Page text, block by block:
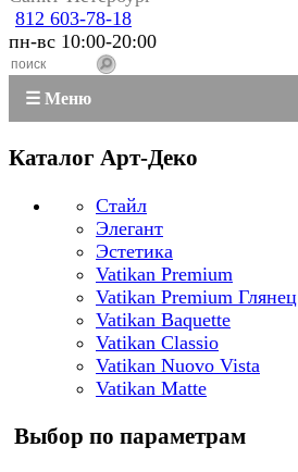
812 603-78-18
пн-вс 10:00-20:00
☰ Меню
Каталог Арт-Деко
Стайл
Элегант
Эстетика
Vatikan Premium
Vatikan Premium Глянец
Vatikan Baquette
Vatikan Classio
Vatikan Nuovo Vista
Vatikan Matte
Выбор по параметрам